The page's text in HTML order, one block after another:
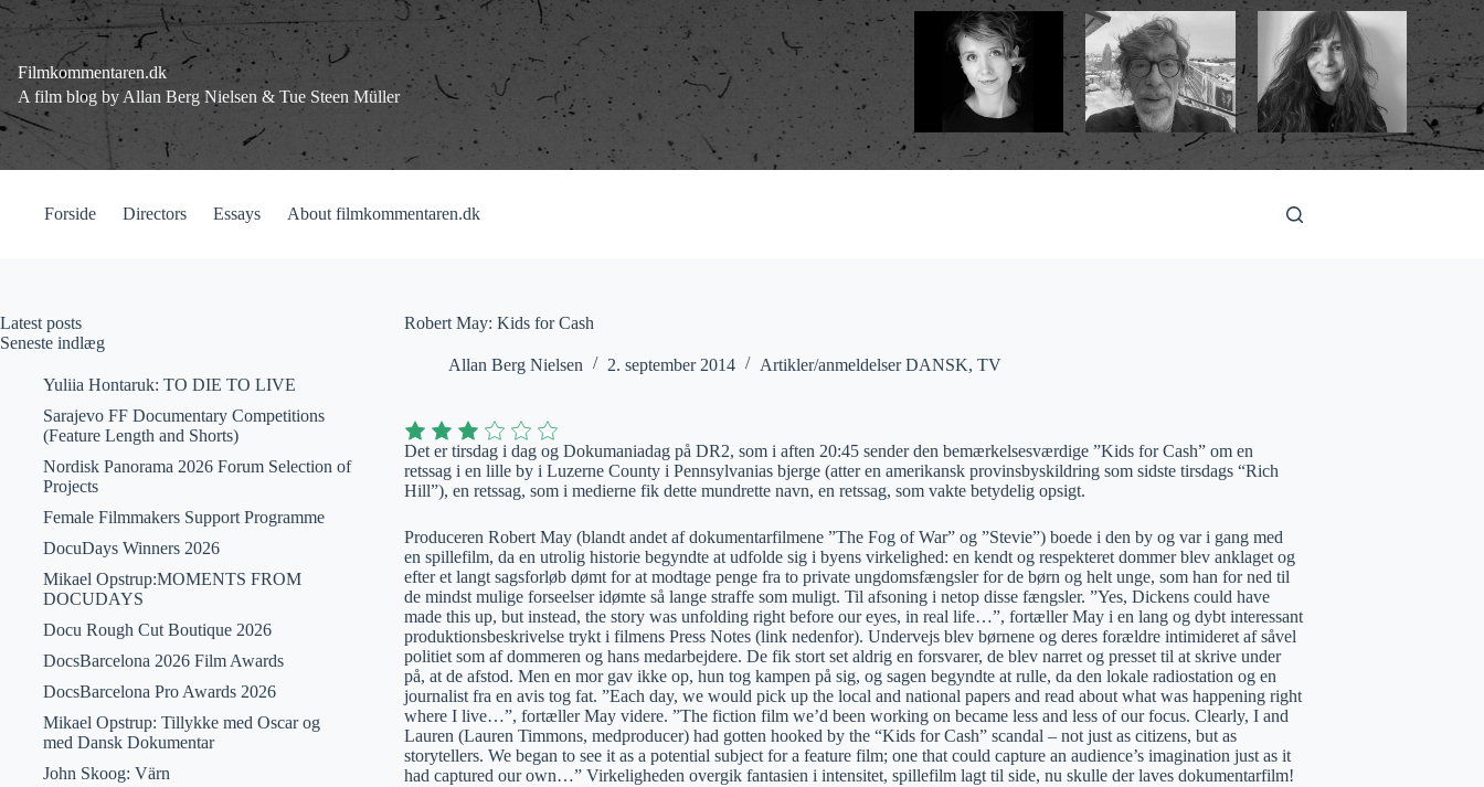
Fortsæt
til
indhold
Filmkommentaren.dk
A film blog by Allan Berg Nielsen & Tue Steen Müller
Forside Directors Essays About filmkommentaren.dk
Robert May: Kids for Cash
Allan Berg Nielsen 2. september 2014 Artikler/anmeldelser DANSK, TV
Det er tirsdag i dag og Dokumaniadag på DR2, som i aften 20:45 sender den bemærkelsesværdige ”Kids for Cash” om en
retssag i en lille by i Luzerne County i Pennsylvanias bjerge (atter en amerikansk provinsbyskildring som sidste tirsdags “Rich
Hill”), en retssag, som i medierne fik dette mundrette navn, en retssag, som vakte betydelig opsigt.
Produceren Robert May (blandt andet af dokumentarfilmene ”The Fog of War” og ”Stevie”) boede i den by og var i gang med
en spillefilm, da en utrolig historie begyndte at udfolde sig i byens virkelighed: en kendt og respekteret dommer blev anklaget og
efter et langt sagsforløb dømt for at modtage penge fra to private ungdomsfængsler for de børn og helt unge, som han for ned til
de mindst mulige forseelser idømte så lange straffe som muligt. Til afsoning i netop disse fængsler. ”Yes, Dickens could have
made this up, but instead, the story was unfolding right before our eyes, in real life…”, fortæller May i en lang og dybt interessant
produktionsbeskrivelse trykt i filmens Press Notes (link nedenfor). Undervejs blev børnene og deres forældre intimideret af såvel
politiet som af dommeren og hans medarbejdere. De fik stort set aldrig en forsvarer, de blev narret og presset til at skrive under
på, at de afstod. Men en mor gav ikke op, hun tog kampen på sig, og sagen begyndte at rulle, da den lokale radiostation og en
journalist fra en avis tog fat. ”Each day, we would pick up the local and national papers and read about what was happening right
where I live…”, fortæller May videre. ”The fiction film we’d been working on became less and less of our focus. Clearly, I and
Lauren (Lauren Timmons, medproducer) had gotten hooked by the “Kids for Cash” scandal – not just as citizens, but as
storytellers. We began to see it as a potential subject for a feature film; one that could capture an audience’s imagination just as it
had captured our own…” Virkeligheden overgik fantasien i intensitet, spillefilm lagt til side, nu skulle der laves dokumentarfilm!
Latest posts
Seneste indlæg
Yuliia Hontaruk: TO DIE TO LIVE
Sarajevo FF Documentary Competitions
(Feature Length and Shorts)
Nordisk Panorama 2026 Forum Selection of
Projects
Female Filmmakers Support Programme
DocuDays Winners 2026
Mikael Opstrup:MOMENTS FROM
DOCUDAYS
Docu Rough Cut Boutique 2026
DocsBarcelona 2026 Film Awards
DocsBarcelona Pro Awards 2026
Mikael Opstrup: Tillykke med Oscar og
med Dansk Dokumentar
John Skoog: Värn